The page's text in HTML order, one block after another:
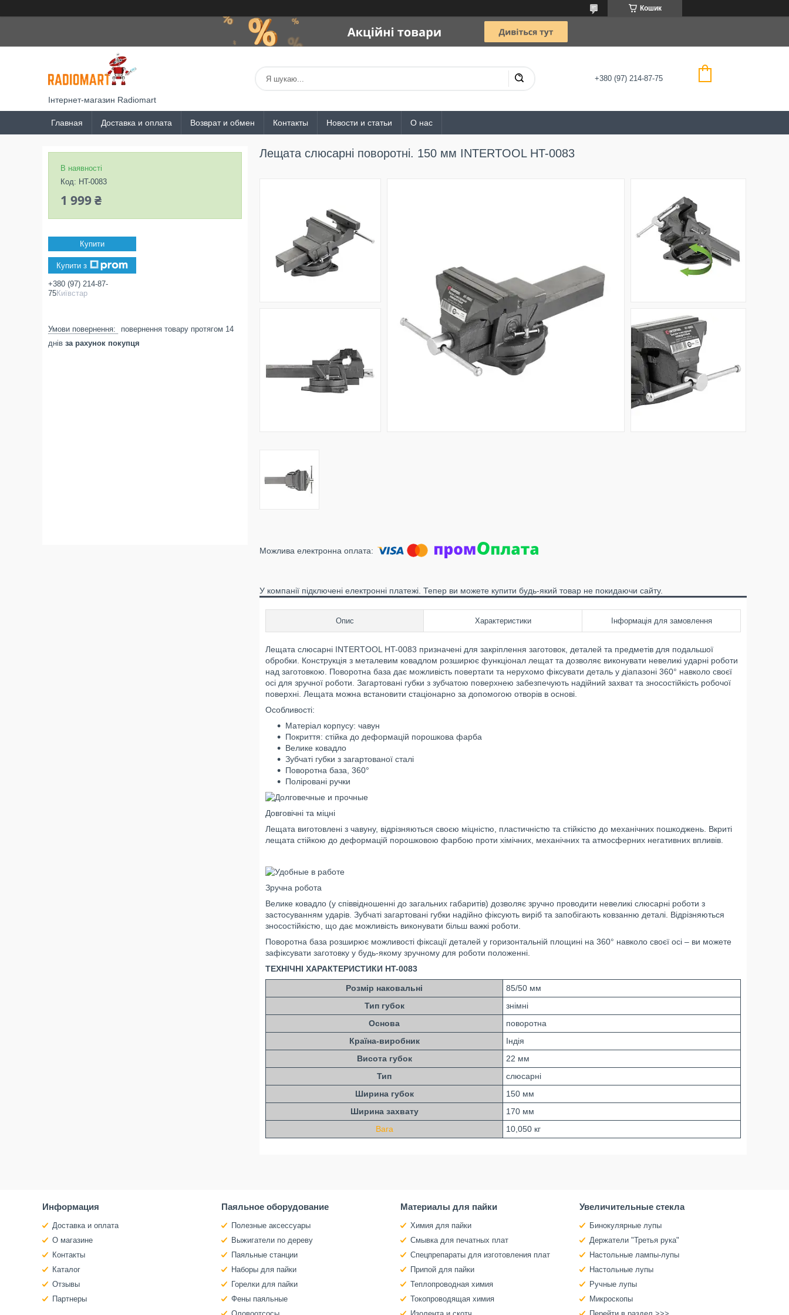
Кошик
Інтернет-магазин Radiomart
+380 (97) 214-87-75
Главная Доставка и оплата Возврат и обмен Контакты Новости и статьи О нас
Лещата слюсарні поворотні. 150 мм INTERTOOL HT-0083
У компанії підключені електронні платежі. Тепер ви можете купити будь-який товар не покидаючи сайту.
Опис Характеристики Інформація для замовлення
Лещата слюсарні INTERTOOL HT-0083 призначені для закріплення заготовок, деталей та предметів для подальшої
обробки. Конструкція з металевим ковадлом розширює функціонал лещат та дозволяє виконувати невеликі ударні роботи
над заготовкою. Поворотна база дає можливість повертати та нерухомо фіксувати деталь у діапазоні 360° навколо своєї
осі для зручної роботи. Загартовані губки з зубчатою поверхнею забезпечують надійний захват та зносостійкість робочої
поверхні. Лещата можна встановити стаціонарно за допомогою отворів в основі.
Особливості:
Матеріал корпусу: чавун
Покриття: стійка до деформацій порошкова фарба
Велике ковадло
Зубчаті губки з загартованої сталі
Поворотна база, 360°
Поліровані ручки
Довговічні та міцні
Лещата виготовлені з чавуну, відрізняються своєю міцністю, пластичністю та стійкістю до механічних пошкоджень. Вкриті
лещата стійкою до деформацій порошковою фарбою проти хімічних, механічних та атмосферних негативних впливів.
Зручна робота
Велике ковадло (у співвідношенні до загальних габаритів) дозволяє зручно проводити невеликі слюсарні роботи з
застосуванням ударів. Зубчаті загартовані губки надійно фіксують виріб та запобігають ковзанню деталі. Відрізняються
зносостійкістю, що дає можливість виконувати більш важкі роботи.
Поворотна база розширює можливості фіксації деталей у горизонтальній площині на 360° навколо своєї осі – ви можете
зафіксувати заготовку у будь-якому зручному для роботи положенні.
ТЕХНІЧНІ ХАРАКТЕРИСТИКИ HT-0083
Розмір наковальні
85/50 мм
Тип губок
знімні
Основа
поворотна
Країна-виробник
Індія
Висота губок
22 мм
Тип
слюсарні
Ширина губок
150 мм
Ширина захвату
170 мм
Вага
10,050 кг
В наявності
Код: HT-0083
1 999 ₴
Купити
Купити з
+380 (97) 214-87-
75Київстар
повернення товару протягом 14
днів за рахунок покупця
Информация
Доставка и оплата
О магазине
Контакты
Каталог
Отзывы
Партнеры
Паяльное оборудование
Полезные аксессуары
Выжигатели по дереву
Паяльные станции
Наборы для пайки
Горелки для пайки
Фены паяльные
Материалы для пайки
Химия для пайки
Смывка для печатных плат
Спецпрепараты для изготовления плат
Припой для пайки
Теплопроводная химия
Токопроводящая химия
Увеличительные стекла
Бинокулярные лупы
Держатели "Третья рука"
Настольные лампы-лупы
Настольные лупы
Ручные лупы
Микроскопы